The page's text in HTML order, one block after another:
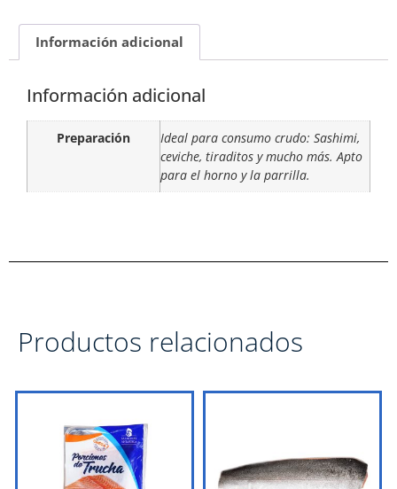
Información adicional
Información adicional
Preparación
Ideal para consumo crudo: Sashimi,
ceviche, tiraditos y mucho más. Apto
para el horno y la parrilla.
Productos relacionados